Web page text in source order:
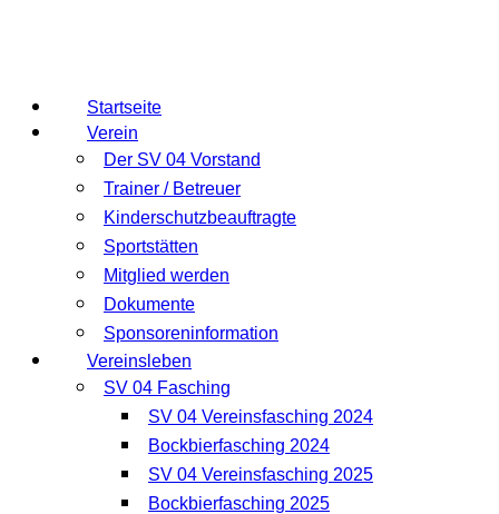
Startseite
Verein
Der SV 04 Vorstand
Trainer / Betreuer
Kinderschutzbeauftragte
Sportstätten
Mitglied werden
Dokumente
Sponsoreninformation
Vereinsleben
SV 04 Fasching
SV 04 Vereinsfasching 2024
Bockbierfasching 2024
SV 04 Vereinsfasching 2025
Bockbierfasching 2025